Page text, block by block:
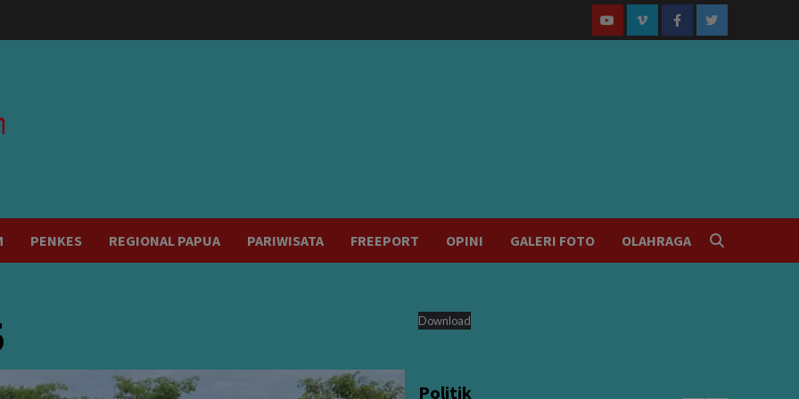
YoutubeVimeoFacebookTwitter
PENKES REGIONAL PAPUA PARIWISATA FREEPORT OPINI GALERI FOTO OLAHRAGA
Download
Politik